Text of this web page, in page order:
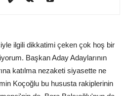
ilgili dikkatimi çeken çok hoş bir
Başkan Aday Adaylarının
katılma nezaketi siyasette ne
Koçoğlu bu hususta rakiplerinin